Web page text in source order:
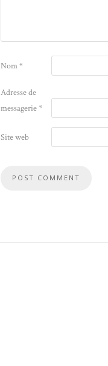
Nom*
Adresse de
messagerie*
Site web